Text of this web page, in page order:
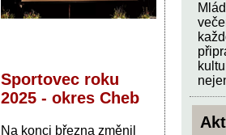
Sportovec roku
2025 - okres Cheb
Na konci března změnil